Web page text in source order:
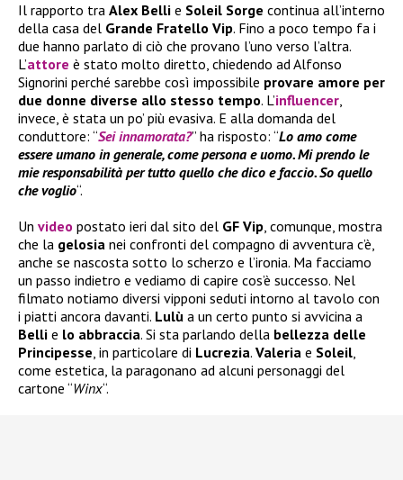
Il rapporto tra Alex Belli e Soleil Sorge continua all’interno
della casa del Grande Fratello Vip. Fino a poco tempo fa i
due hanno parlato di ciò che provano l’uno verso l’altra.
L’attore è stato molto diretto, chiedendo ad Alfonso
Signorini perché sarebbe così impossibile provare amore per
due donne diverse allo stesso tempo. L’influencer,
invece, è stata un po’ più evasiva. E alla domanda del
conduttore: “Sei innamorata?” ha risposto: “Lo amo come
essere umano in generale, come persona e uomo. Mi prendo le
mie responsabilità per tutto quello che dico e faccio. So quello
che voglio“.
Un video postato ieri dal sito del GF Vip, comunque, mostra
che la gelosia nei confronti del compagno di avventura c’è,
anche se nascosta sotto lo scherzo e l’ironia. Ma facciamo
un passo indietro e vediamo di capire cos’è successo. Nel
filmato notiamo diversi vipponi seduti intorno al tavolo con
i piatti ancora davanti. Lulù a un certo punto si avvicina a
Belli e lo abbraccia. Si sta parlando della bellezza delle
Principesse, in particolare di Lucrezia. Valeria e Soleil,
come estetica, la paragonano ad alcuni personaggi del
cartone “Winx“.